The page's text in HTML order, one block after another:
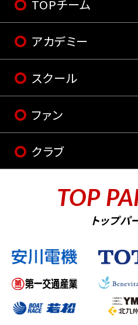
TOPチーム
アカデミー
スクール
ファン
クラブ
TOP
トップパ